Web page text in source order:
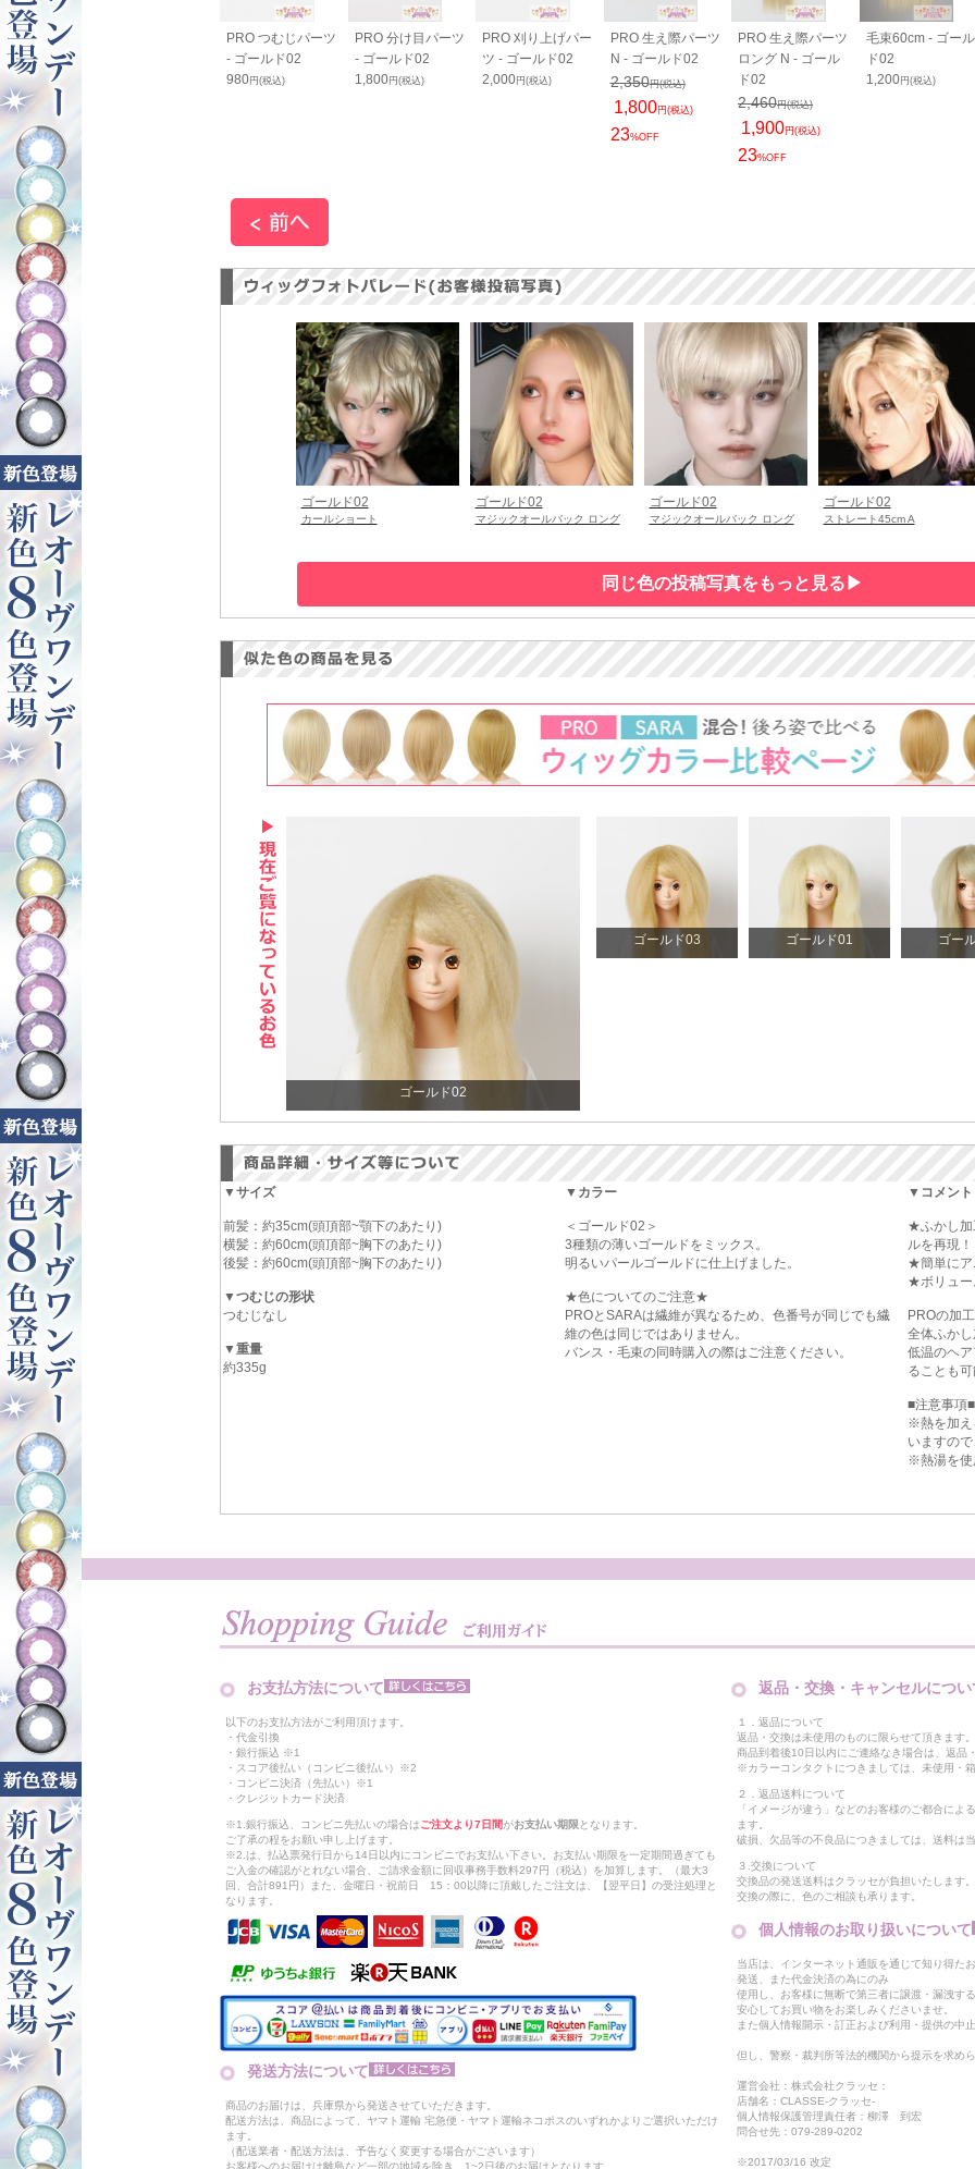
バンス80cm
ド02
PRO つむじパーツ
- ゴールド02
980円(税込)
PRO 分け目パーツ
- ゴールド02
1,800円(税込)
PRO 刈り上げパー
ツ - ゴールド02
2,000円(税込)
PRO 生え際パーツ
N - ゴールド02
2,350円(税込)
1,800円(税込)
23%OFF
PRO 生え際パーツ
ロング N - ゴール
ド02
2,460円(税込)
1,900円(税込)
23%OFF
毛束60cm - ゴール
ド02
1,200円(税込)
ゴールド02
カールショート
ゴールド02
マジックオールバック ロング
ゴールド02
マジックオールバック ロング
ゴールド02
ストレート45cm A
ゴールド02
ゴールド03 ゴールド01 ゴー
▼サイズ
前髪：約35cm(頭頂部~顎下のあたり)
横髪：約60cm(頭頂部~胸下のあたり)
後髪：約60cm(頭頂部~胸下のあたり)
▼つむじの形状
つむじなし
▼重量
約335g
▼カラー
＜ゴールド02＞
3種類の薄いゴールドをミックス。
明るいパールゴールドに仕上げました。
★色についてのご注意★
PROとSARAは繊維が異なるため、色番号が同じでも繊
維の色は同じではありません。
バンス・毛束の同時購入の際はご注意ください。
▼コメント
★ふかし加
ルを再現！
★簡単にア
★ボリュー
PROの加
全体ふか
低温のヘ
ることも
■注意事項■
※熱を加え
いますの
※熱湯を使
お支払方法について
以下のお支払方法がご利用頂けます。
・代金引換
・銀行振込 ※1
・スコア後払い（コンビニ後払い）※2
・コンビニ決済（先払い）※1
・クレジットカード決済
※1.銀行振込、コンビニ先払いの場合はご注文より7日間がお支払い期限 となります。
ご了承の程をお願い申し上げます。
※2.は、払込票発行日から14日以内にコンビニでお支払い下さい。お支払い期限を一定期間過ぎても
ご入金の確認がとれない場合、ご請求金額に回収事務手数料297円（税込）を加算します。（最大3
回、合計891円）また、金曜日・祝前日 15：00以降に頂戴したご注文は、【翌平日】の受注処理と
なります。
発送方法について
商品のお届けは、兵庫県から発送させていただきます。
配送方法は、商品によって、ヤマト運輸 宅急便・ヤマト運輸ネコポスのいずれかよりご選択いただけ
ます。
（配送業者・配送方法は、予告なく変更する場合がございます）
お客様へのお届けは離島など一部の地域を除き、1~2日後のお届けとなります。
返品・交換・キャンセルについ
１．返品について
返品・交換は未使用のものに限らせて頂きます。
商品到着後10日以内にご連絡なき場合は、返品
※カラーコンタクトにつきましては、未使用・
２．返品送料について
「イメージが違う」などのお客様のご都合に
ます。
破損、欠品等の不良品につきましては、送料は
３.交換について
交換品の発送送料はクラッセが負担いたします
交換の際に、色のご相談も承ります。
個人情報のお取り扱いについて
当店は、インターネット通販を通じて知り得た
発送、また代金決済の為にのみ
使用し、お客様に無断で第三者に譲渡・漏洩す
安心してお買い物をお楽しみくださいませ。
また個人情報開示・訂正および利用・提供の中
但し、警察・裁判所等法的機関から提示を求め
運営会社：株式会社クラッセ：
店舗名：CLASSE-クラッセ-
個人情報保護管理責任者：柳澤 到宏
問合せ先：079-289-0202
※2017/03/16 改定